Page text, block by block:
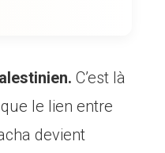
C’est là
le lien entre
devient